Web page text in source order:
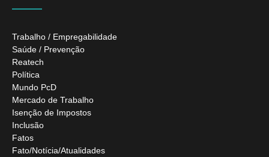
Trabalho / Empregabilidade
Saúde / Prevenção
Reatech
Política
Mundo PcD
Mercado de Trabalho
Isenção de Impostos
Inclusão
Fatos
Fato/Notícia/Atualidades